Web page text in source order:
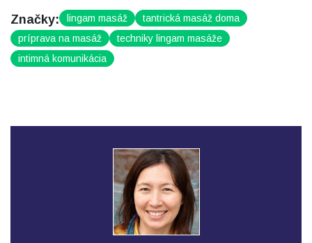
Značky: lingam masáž
tantrická masáž doma
príprava na masáž
techniky lingam masáže
intimná komunikácia